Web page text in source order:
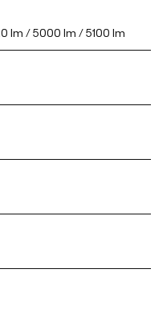
lm / 5000 lm / 5100 lm